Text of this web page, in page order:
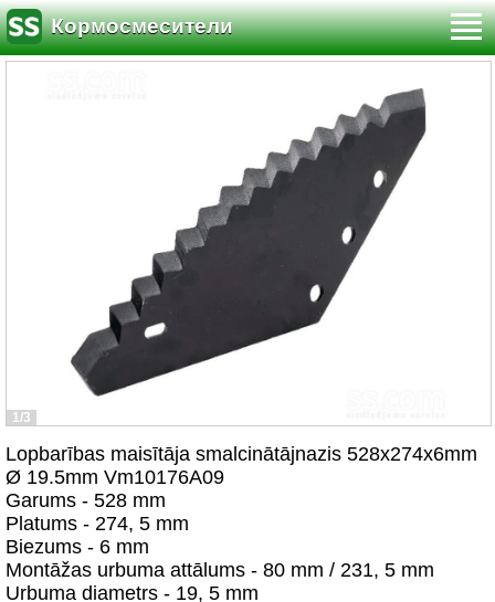
Кормосмесители
1/3
Lopbarības maisītāja smalcinātājnazis 528x274x6mm
Ø 19.5mm Vm10176A09
Garums - 528 mm
Platums - 274, 5 mm
Biezums - 6 mm
Montāžas urbuma attālums - 80 mm / 231, 5 mm
Urbuma diametrs - 19, 5 mm